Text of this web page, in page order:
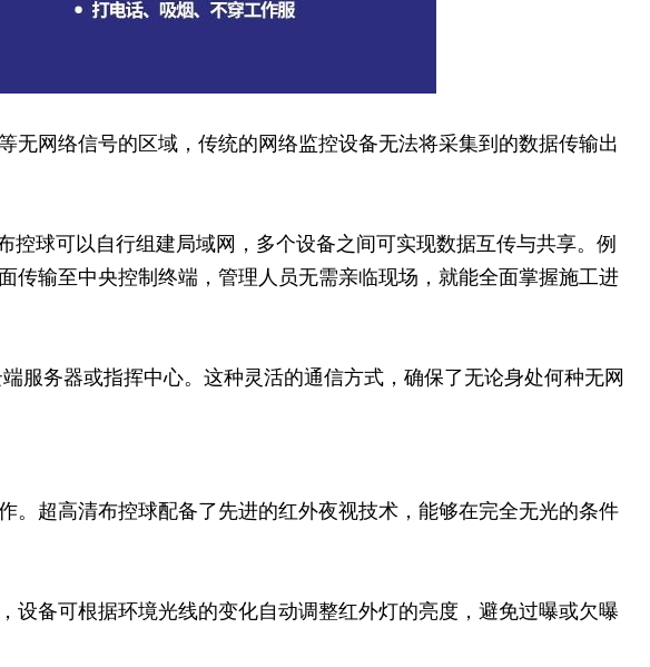
网络信号的区域，传统的网络监控设备无法将采集到的数据传输出
球可以自行组建局域网，多个设备之间可实现数据互传与共享。例
输至中央控制终端，管理人员无需亲临现场，就能全面掌握施工进
服务器或指挥中心。这种灵活的通信方式，确保了无论身处何种无网
超高清布控球配备了先进的红外夜视技术，能够在完全无光的条件
备可根据环境光线的变化自动调整红外灯的亮度，避免过曝或欠曝